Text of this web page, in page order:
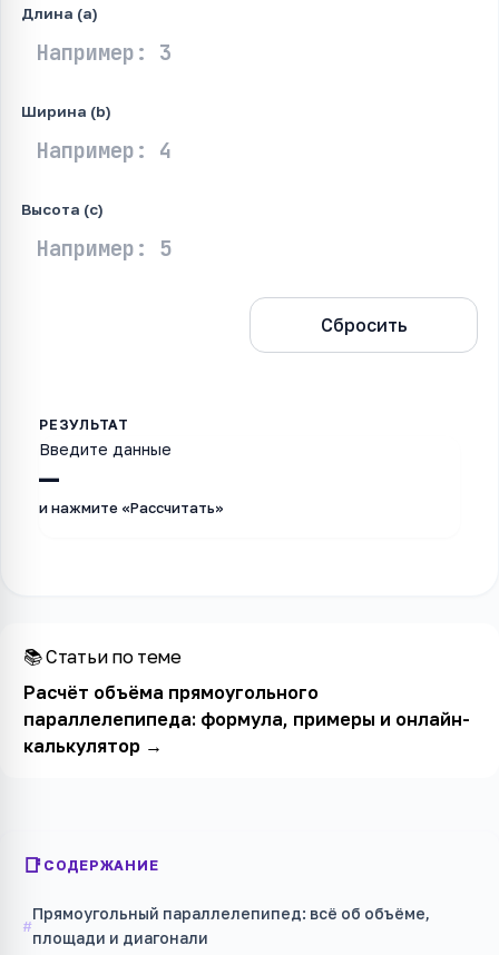
Длина (a)
Ширина (b)
Высота (c)
Сбросить
—
Введите данные
и нажмите «Рассчитать»
📚 Статьи по теме
Расчёт объёма прямоугольного
параллелепипеда: формула, примеры и онлайн-
калькулятор→
СОДЕРЖАНИЕ
Прямоугольный параллелепипед: всё об объёме,
площади и диагонали